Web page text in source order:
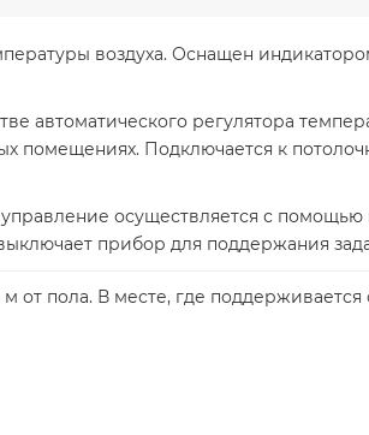
воздуха. Оснащен
автоматического регулятора
помещениях. Подключается к
осуществляется с помощью
прибор для поддержания
от пола. В месте, где